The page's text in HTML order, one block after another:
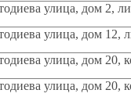
улица, дом 2,
улица, дом 12,
улица, дом 20,
улица, дом 20,